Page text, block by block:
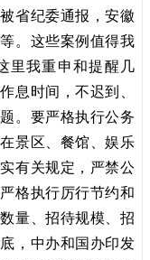
省纪委通报，安徽
。这些案例值得我
里我重申和提醒几
息时间，不迟到、
。要严格执行公务
景区、餐馆、娱乐
有关规定，严禁公
格执行厉行节约和
量、招待规模、招
，中办和国办印发